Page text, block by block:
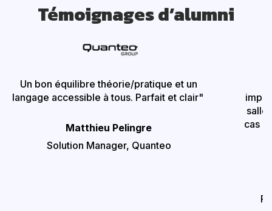
Témoignages d’alumni
Un bon équilibre théorie/pratique et un
langage accessible à tous. Parfait et clair"
Matthieu Pelingre
Solution Manager, Quanteo
salle
cas